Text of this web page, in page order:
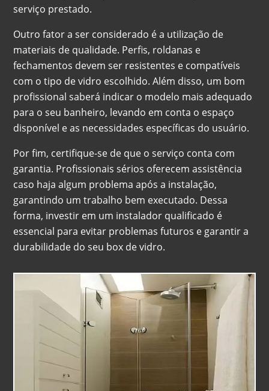
serviço prestado.
Outro fator a ser considerado é a utilização de
materiais de qualidade. Perfis, roldanas e
fechamentos devem ser resistentes e compatíveis
com o tipo de vidro escolhido. Além disso, um bom
profissional saberá indicar o modelo mais adequado
para o seu banheiro, levando em conta o espaço
disponível e as necessidades específicas do usuário.
Por fim, certifique-se de que o serviço conta com
garantia. Profissionais sérios oferecem assistência
caso haja algum problema após a instalação,
garantindo um trabalho bem executado. Dessa
forma, investir em um instalador qualificado é
essencial para evitar problemas futuros e garantir a
durabilidade do seu box de vidro.